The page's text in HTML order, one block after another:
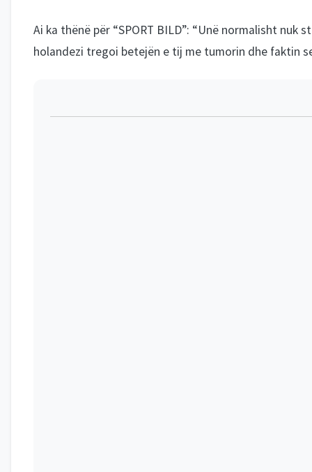
Ai ka thënë për “SPORT BILD”: “Unë normalisht nuk
holandezi tregoi betejën e tij me tumorin dhe faktin